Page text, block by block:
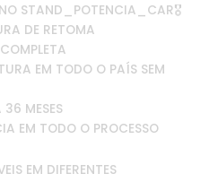
STAND_POTENCIA_CAR🎖
DE RETOMA
EM TODO O PAÍS SEM
36 MESES
EM TODO O PROCESSO
EM DIFERENTES